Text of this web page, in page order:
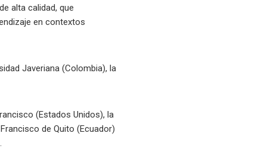
alta calidad, que
en contextos
Javeriana (Colombia), la
(Estados Unidos), la
de Quito (Ecuador)